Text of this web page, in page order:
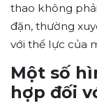
thao không
đặn, thường
với thể lực của
Một số
hợp đối